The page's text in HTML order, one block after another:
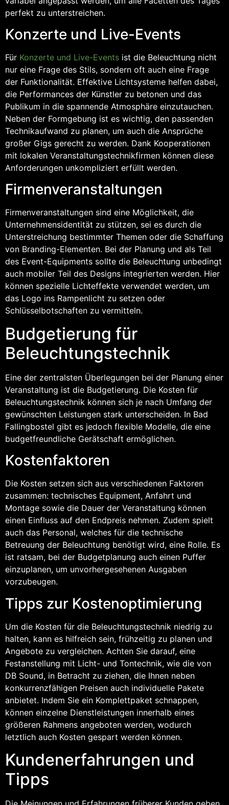
perfekt zu unterstreichen.
Konzerte und Live-Events
Für Konzerte und Live-Events ist die Beleuchtung nicht
nur eine Frage des Stils, sondern oft auch eine Frage
der Funktionalität. Effektive Lichtsysteme helfen dabei,
die Performances der Künstler zu betonen und das
Publikum in die spannende Atmosphäre einzutauchen.
Neben der Formgebung ist es wichtig, den passenden
Technikaufwand zu planen, um auch die Ansprüche
großer Gigs gerecht zu werden. Dank Kooperationen
mit lokalen Veranstaltungstechnikfirmen können diese
Anforderungen unkompliziert erfüllt werden.
Firmenveranstaltungen
Firmenveranstaltungen sind eine Möglichkeit, die
Unternehmensidentität zu stützen, sei es durch die
Unterstreichung bestimmter Themen oder die Schaffung
von Branding-Elementen. Bei der Planung und als Teil
des Event-Equipments sollte die Beleuchtung unbedingt
auch mobiler Teil des Designs integrierten werden. Hier
können spezielle Lichteffekte verwendet werden, um
das Logo ins Rampenlicht zu setzen oder
Schlüsselbotschaften zu vermitteln.
Budgetierung für
Beleuchtungstechnik
Eine der zentralsten Überlegungen bei der Planung einer
Veranstaltung ist die Budgetierung. Die Kosten für
Beleuchtungstechnik können sich je nach Umfang der
gewünschten Leistungen stark unterscheiden. In Bad
Fallingbostel gibt es jedoch flexible Modelle, die eine
budgetfreundliche Gerätschaft ermöglichen.
Kostenfaktoren
Die Kosten setzen sich aus verschiedenen Faktoren
zusammen: technisches Equipment, Anfahrt und
Montage sowie die Dauer der Veranstaltung können
einen Einfluss auf den Endpreis nehmen. Zudem spielt
auch das Personal, welches für die technische
Betreuung der Beleuchtung benötigt wird, eine Rolle. Es
ist ratsam, bei der Budgetplanung auch einen Puffer
einzuplanen, um unvorhergesehenen Ausgaben
vorzubeugen.
Tipps zur Kostenoptimierung
Um die Kosten für die Beleuchtungstechnik niedrig zu
halten, kann es hilfreich sein, frühzeitig zu planen und
Angebote zu vergleichen. Achten Sie darauf, eine
Festanstellung mit Licht- und Tontechnik, wie die von
DB Sound, in Betracht zu ziehen, die Ihnen neben
konkurrenzfähigen Preisen auch individuelle Pakete
anbietet. Indem Sie ein Komplettpaket schnappen,
können einzelne Dienstleistungen innerhalb eines
größeren Rahmens angeboten werden, wodurch
letztlich auch Kosten gespart werden können.
Kundenerfahrungen und
Tipps